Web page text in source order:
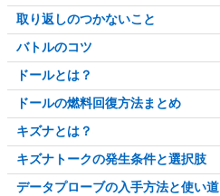
取り返しのつかないこと
バトルのコツ
ドールとは？
ドールの燃料回復方法まとめ
キズナとは？
キズナトークの発生条件と選択肢
データプローブの入手方法と使い道